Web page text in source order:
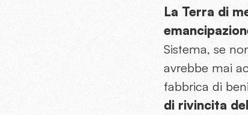
La Terra di
Sistema, se
avrebbe mai
fabbrica di
di rivincita